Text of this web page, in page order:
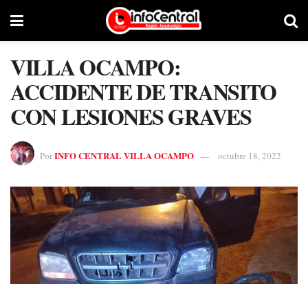
VILLA OCAMPO:
ACCIDENTE DE TRANSITO
CON LESIONES GRAVES
PorINFO CENTRAL VILLA OCAMPO octubre 18, 2022